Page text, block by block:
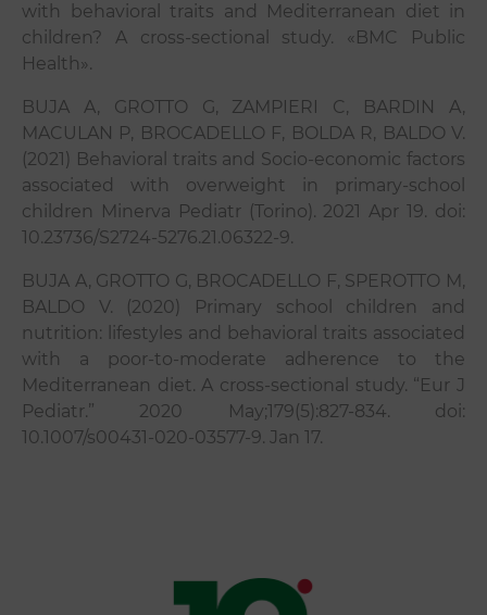
with behavioral traits and Mediterranean diet in
children? A cross-sectional study. «BMC Public
Health».
BUJA A, GROTTO G, ZAMPIERI C, BARDIN A,
MACULAN P, BROCADELLO F, BOLDA R, BALDO V.
(2021) Behavioral traits and Socio-economic factors
associated with overweight in primary-school
children Minerva Pediatr (Torino). 2021 Apr 19. doi:
10.23736/S2724-5276.21.06322-9.
BUJA A, GROTTO G, BROCADELLO F, SPEROTTO M,
BALDO V. (2020) Primary school children and
nutrition: lifestyles and behavioral traits associated
with a poor-to-moderate adherence to the
Mediterranean diet. A cross-sectional study. “Eur J
Pediatr.” 2020 May;179(5):827-834. doi:
10.1007/s00431-020-03577-9. Jan 17.